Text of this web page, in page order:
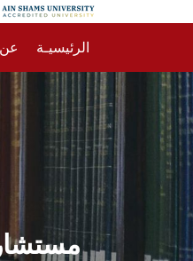
الرئيسيـة عن